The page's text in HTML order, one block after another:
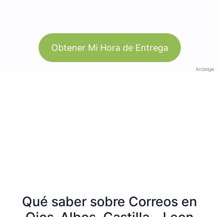
Obtener Mi Hora de Entrega
Anzeige
Qué saber sobre Correos en